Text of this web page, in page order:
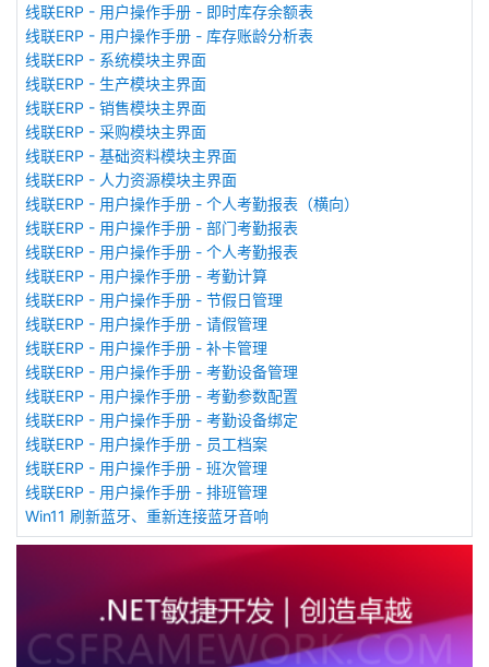
线联ERP - 用户操作手册 - 即时库存余额表
线联ERP - 用户操作手册 - 库存账龄分析表
线联ERP - 系统模块主界面
线联ERP - 生产模块主界面
线联ERP - 销售模块主界面
线联ERP - 采购模块主界面
线联ERP - 基础资料模块主界面
线联ERP - 人力资源模块主界面
线联ERP - 用户操作手册 - 个人考勤报表（横向）
线联ERP - 用户操作手册 - 部门考勤报表
线联ERP - 用户操作手册 - 个人考勤报表
线联ERP - 用户操作手册 - 考勤计算
线联ERP - 用户操作手册 - 节假日管理
线联ERP - 用户操作手册 - 请假管理
线联ERP - 用户操作手册 - 补卡管理
线联ERP - 用户操作手册 - 考勤设备管理
线联ERP - 用户操作手册 - 考勤参数配置
线联ERP - 用户操作手册 - 考勤设备绑定
线联ERP - 用户操作手册 - 员工档案
线联ERP - 用户操作手册 - 班次管理
线联ERP - 用户操作手册 - 排班管理
Win11 刷新蓝牙、重新连接蓝牙音响